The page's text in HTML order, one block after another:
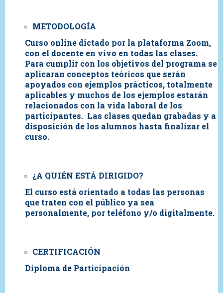
METODOLOGÍA
Curso online dictado por la plataforma Zoom,
con el docente en vivo en todas las clases.
Para cumplir con los objetivos del programa se
aplicaran conceptos teóricos que serán
apoyados con ejemplos prácticos, totalmente
aplicables y muchos de los ejemplos estarán
relacionados con la vida laboral de los
participantes. Las clases quedan grabadas y a
disposición de los alumnos hasta finalizar el
curso.
¿A QUIÉN ESTÁ DIRIGIDO?
El curso está orientado a todas las personas
que traten con el público ya sea
personalmente, por teléfono y/o digitalmente.
CERTIFICACIÓN
Diploma de Participación